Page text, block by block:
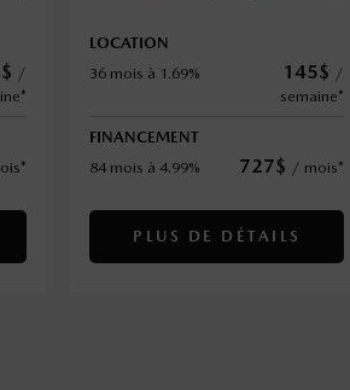
$ /
LOCATION
36 mois à 1.69%
145$ /
semaine*
FINANCEMENT
84 mois à 4.99%
727$ / mois*
PLUS DE DÉTAILS